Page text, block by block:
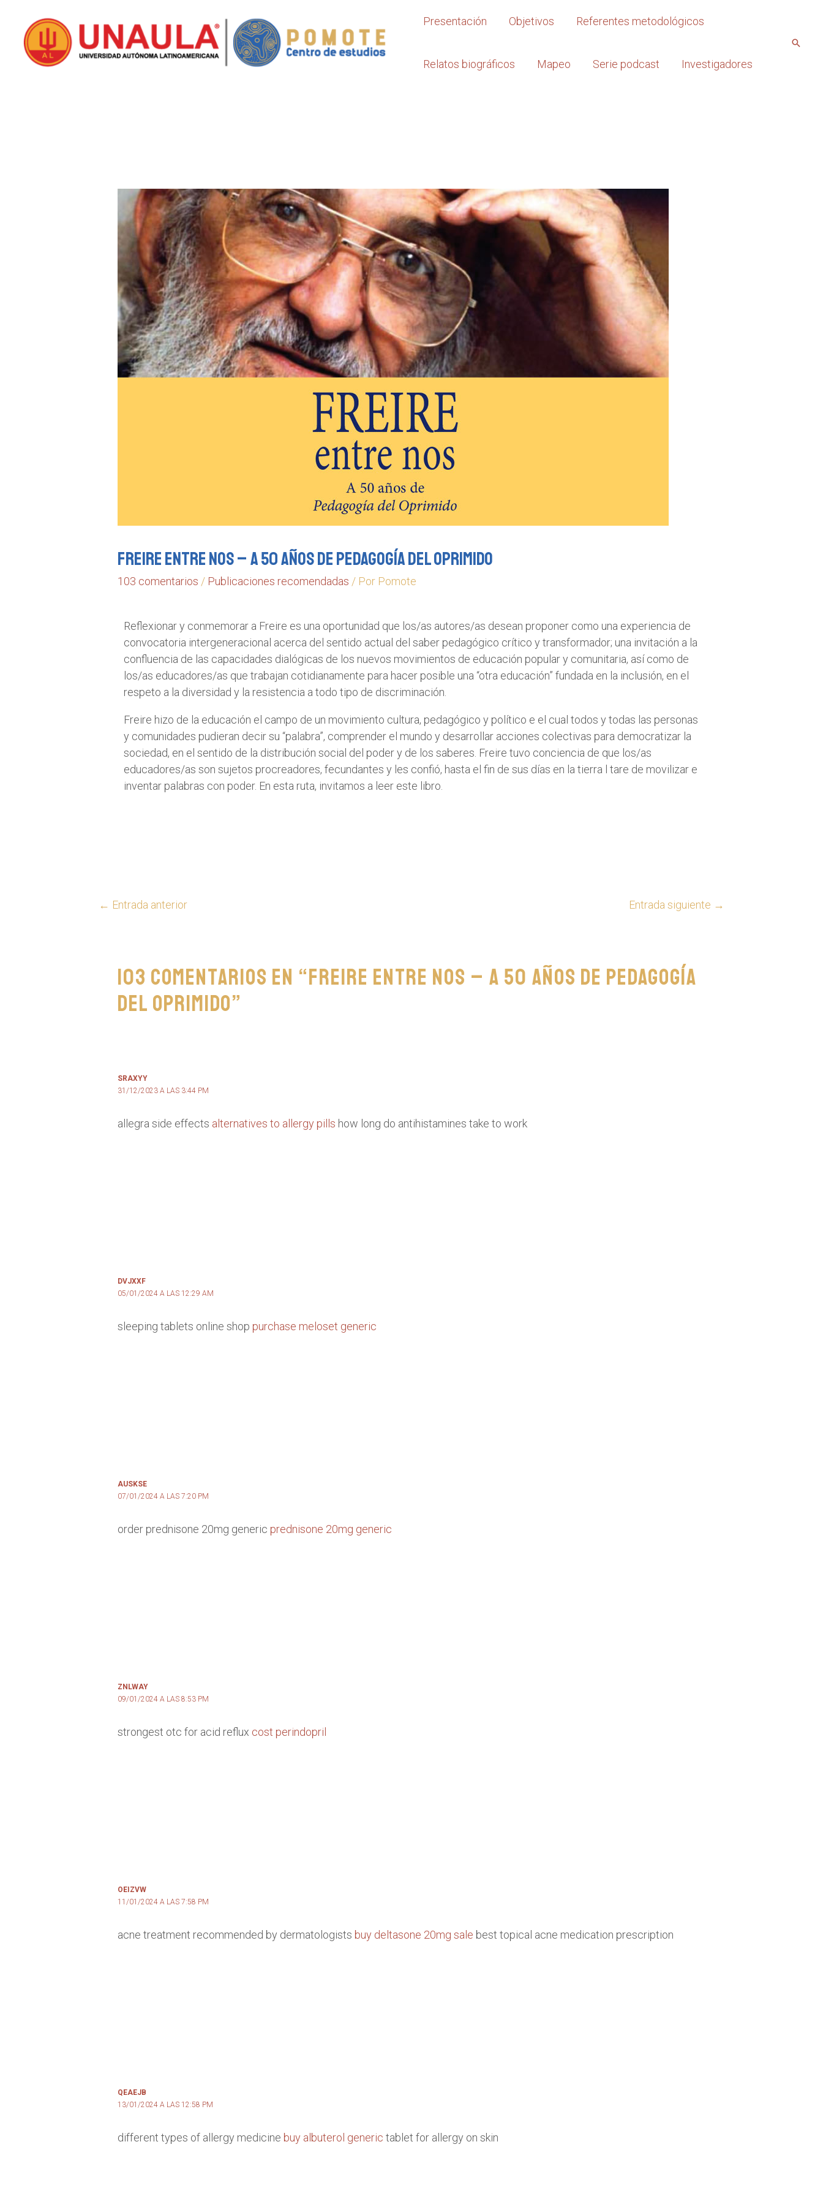
Presentación Objetivos Referentes metodológicos
Relatos biográficos Mapeo Serie podcast Investigadores
Freire Entre Nos – A 50 años de Pedagogía del Oprimido
103 comentarios / Publicaciones recomendadas / Por Pomote
Reflexionar y conmemorar a Freire es una oportunidad que los/as autores/as desean proponer como una experiencia de
convocatoria intergeneracional acerca del sentido actual del saber pedagógico crítico y transformador; una invitación a la
confluencia de las capacidades dialógicas de los nuevos movimientos de educación popular y comunitaria, así como de
los/as educadores/as que trabajan cotidianamente para hacer posible una “otra educación” fundada en la inclusión, en el
respeto a la diversidad y la resistencia a todo tipo de discriminación.
Freire hizo de la educación el campo de un movimiento cultura, pedagógico y político e el cual todos y todas las personas
y comunidades pudieran decir su “palabra”, comprender el mundo y desarrollar acciones colectivas para democratizar la
sociedad, en el sentido de la distribución social del poder y de los saberes. Freire tuvo conciencia de que los/as
educadores/as son sujetos procreadores, fecundantes y les confió, hasta el fin de sus días en la tierra l tare de movilizar e
inventar palabras con poder. En esta ruta, invitamos a leer este libro.
← Entrada anterior Entrada siguiente →
103 comentarios en “Freire Entre Nos – A 50 años de Pedagogía
del Oprimido”
SRAXYY
31/12/2023 A LAS 3:44 PM
allegra side effects alternatives to allergy pills how long do antihistamines take to work
DVJXXF
05/01/2024 A LAS 12:29 AM
sleeping tablets online shop purchase meloset generic
AUSKSE
07/01/2024 A LAS 7:20 PM
order prednisone 20mg generic prednisone 20mg generic
ZNLWAY
09/01/2024 A LAS 8:53 PM
strongest otc for acid reflux cost perindopril
OEIZVW
11/01/2024 A LAS 7:58 PM
acne treatment recommended by dermatologists buy deltasone 20mg sale best topical acne medication prescription
QEAEJB
13/01/2024 A LAS 12:58 PM
different types of allergy medicine buy albuterol generic tablet for allergy on skin